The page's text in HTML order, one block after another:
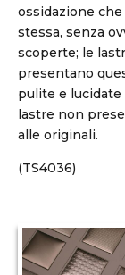
ossidazione
stessa, senza
scoperte; le
presentano
pulite e lucidate
lastre non
alle originali.
(TS4036)